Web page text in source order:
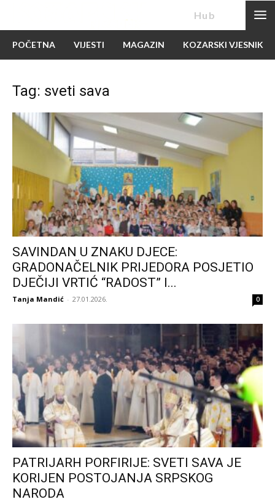
Hub
POČETNA VIJESTI MAGAZIN KOZARSKI VJESNIK
Tag: sveti sava
SAVINDAN U ZNAKU DJECE:
GRADONAČELNIK PRIJEDORA POSJETIO
DJEČIJI VRTIĆ “RADOST” I...
Tanja Mandić - 27.01.2026. 0
PATRIJARH PORFIRIJE: SVETI SAVA JE
KORIJEN POSTOJANJA SRPSKOG
NARODA